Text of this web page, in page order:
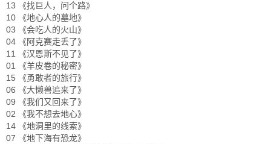
13 《找巨人，问个路》
10 《地心人的墓地》
03 《会吃人的火山》
04 《阿克赛走丢了》
11 《汉恩斯不见了》
01 《羊皮卷的秘密》
15 《勇敢者的旅行》
06 《大懒兽追来了》
09 《我们又回来了》
02 《我不想去地心》
14 《地洞里的线索》
07 《地下海有恐龙》